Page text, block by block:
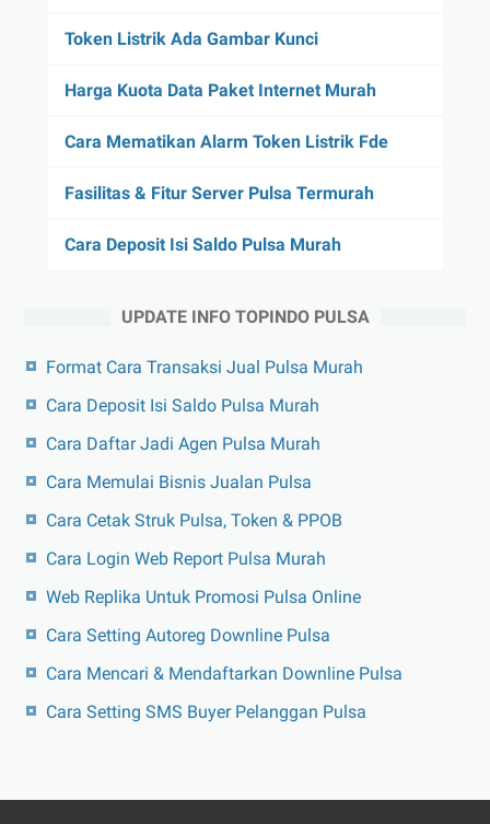
Token Listrik Ada Gambar Kunci
Harga Kuota Data Paket Internet Murah
Cara Mematikan Alarm Token Listrik Fde
Fasilitas & Fitur Server Pulsa Termurah
Cara Deposit Isi Saldo Pulsa Murah
UPDATE INFO TOPINDO PULSA
Format Cara Transaksi Jual Pulsa Murah
Cara Deposit Isi Saldo Pulsa Murah
Cara Daftar Jadi Agen Pulsa Murah
Cara Memulai Bisnis Jualan Pulsa
Cara Cetak Struk Pulsa, Token & PPOB
Cara Login Web Report Pulsa Murah
Web Replika Untuk Promosi Pulsa Online
Cara Setting Autoreg Downline Pulsa
Cara Mencari & Mendaftarkan Downline Pulsa
Cara Setting SMS Buyer Pelanggan Pulsa